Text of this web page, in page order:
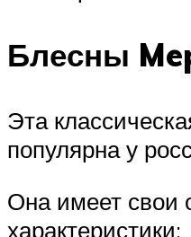
Блесны
Эта
популярна у
Она имеет свои
характеристики: